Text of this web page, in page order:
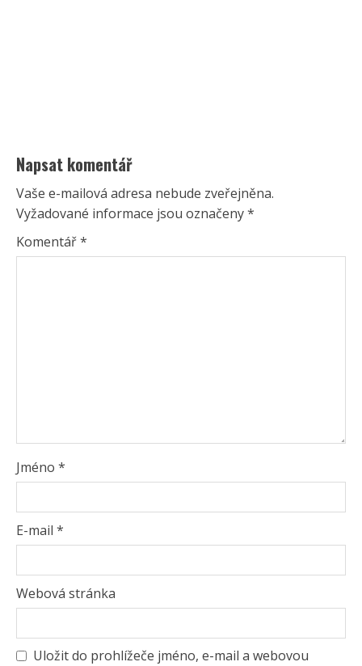
Napsat komentář
Vaše e-mailová adresa nebude zveřejněna.
Vyžadované informace jsou označeny*
Komentář*
Jméno *
E-mail *
Webová stránka
Uložit do prohlížeče jméno, e-mail a webovou